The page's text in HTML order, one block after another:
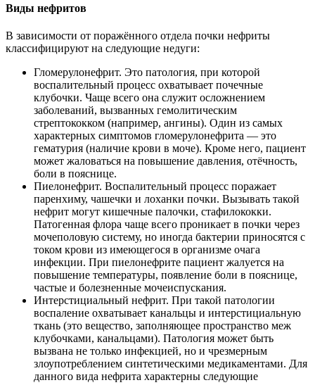
Виды нефритов
В зависимости от поражённого отдела почки нефриты
классифицируют на следующие недуги:
Гломерулонефрит. Это патология, при которой
воспалительный процесс охватывает почечные
клубочки. Чаще всего она служит осложнением
заболеваний, вызванных гемолитическим
стрептококком (например, ангины). Один из самых
характерных симптомов гломерулонефрита — это
гематурия (наличие крови в моче). Кроме него, пациент
может жаловаться на повышение давления, отёчность,
боли в пояснице.
Пиелонефрит. Воспалительный процесс поражает
паренхиму, чашечки и лоханки почки. Вызывать такой
нефрит могут кишечные палочки, стафилококки.
Патогенная флора чаще всего проникает в почки через
мочеполовую систему, но иногда бактерии приносятся с
током крови из имеющегося в организме очага
инфекции. При пиелонефрите пациент жалуется на
повышение температуры, появление боли в пояснице,
частые и болезненные мочеиспускания.
Интерстициальный нефрит. При такой патологии
воспаление охватывает канальцы и интерстициальную
ткань (это вещество, заполняющее пространство меж
клубочками, канальцами). Патология может быть
вызвана не только инфекцией, но и чрезмерным
злоупотреблением синтетическими медикаментами. Для
данного вида нефрита характерны следующие